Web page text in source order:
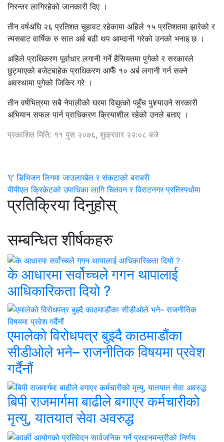
निरन्तर लागिरहेको जानकारी दिए ।
तीन वर्षअघि २६ प्रतिशत चुहावट रहेकामा अहिले १५ प्रतिशतमा झारेको र
त्यसबाट वार्षिक रु सात अर्ब बढी थप आम्दानी गरेको उनको भनाइ छ ।
अहिले प्राधिकरण पूर्वाधार लगानी गर्ने हैसियतमा पुगेको र सरकारले
छुट्याएको बजेटबाहेक प्राधिकरण आफैँ १० अर्ब लगानी गर्न सक्ने
अवस्थामा पुगेको जिकिर गरे ।
तीन वर्षभित्रमा सबै नेपालीको घरमा विद्युत्को पहुँच पु¥याउने सरकारी
अभियान सफल पार्न प्राधिकरण क्रियाशील रहेको उनले बताए ।
प्रकाशित मिति: ११ पुस २०७६, शुक्रवार २२:०८ बजे
‘ए’ डिभिजन लिगमा जाउलाखेल र संकटाको बराबरी
पीपीएल क्रिकेटको उपाधिका लागि चितवन र विराटनगर प्रतिस्पर्धामा
प्रतिक्रिया दिनुहोस्
सम्बन्धित शीर्षकहरु
के आधारमा सर्वोच्चले गगन थापालाई
आधिकारिकता दियो ?
एमालेको विरोधपत्र बुझ्दै काठमाडौंका
सीडीओले भने– राजनीतिक विषयमा प्रवेश
गर्दैनौं
बिपी राजमार्गमा बाढीले बगाएर कर्मचारीको
मृत्यु, यातयात सेवा अवरुद्ध